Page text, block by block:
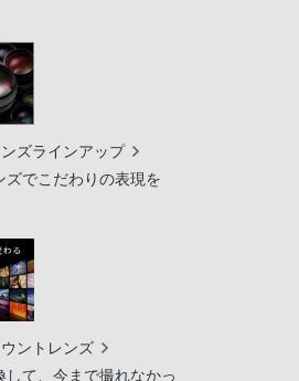
ズラインアップ
ズでこだわりの表現を
ントレンズ
して、今まで撮れなかっ